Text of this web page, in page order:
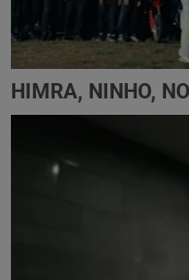
HIMRA, NINHO,